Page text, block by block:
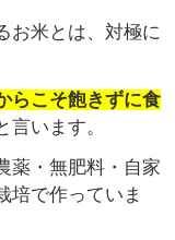
お米とは、対極に
らこそ飽きずに食
言います。
薬・無肥料・自家
培で作っていま